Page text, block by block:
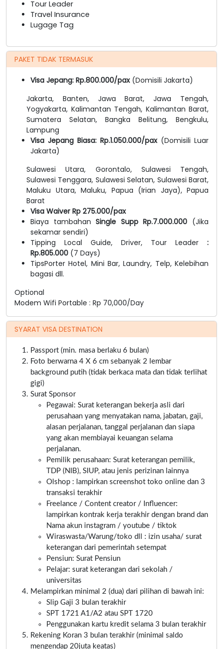
Tour Leader
Travel Insurance
Lugage Tag
PAKET TIDAK TERMASUK
Visa Jepang: Rp.800.000/pax (Domisili Jakarta)
Jakarta, Banten, Jawa Barat, Jawa Tengah,
Yogyakarta, Kalimantan Tengah, Kalimantan Barat,
Sumatera Selatan, Bangka Belitung, Bengkulu,
Lampung
Visa Jepang Biasa: Rp.1.050.000/pax (Domisili Luar
Jakarta)
Sulawesi Utara, Gorontalo, Sulawesi Tengah,
Sulawesi Tenggara, Sulawesi Selatan, Sulawesi Barat,
Maluku Utara, Maluku, Papua (Irian Jaya), Papua
Barat
Visa Waiver Rp 275.000/pax
Biaya tambahanSingle Supp Rp.7.000.000 (Jika
sekamar sendiri)
Tipping Local Guide, Driver, Tour Leader :
Rp.805.000 (7 Days)
TipsPorter Hotel, Mini Bar, Laundry, Telp, Kelebihan
bagasi dll.
Optional
Modem Wifi Portable : Rp 70,000/Day
SYARAT VISA DESTINATION
Passport (min. masa berlaku 6 bulan)
Foto berwarna 4 X 6 cm sebanyak 2 lembar
background putih (tidak berkaca mata dan tidak terlihat
gigi)
Surat Sponsor
Pegawai: Surat keterangan bekerja asli dari
perusahaan yang menyatakan nama, jabatan, gaji,
alasan perjalanan, tanggal perjalanan dan siapa
yang akan membiayai keuangan selama
perjalanan.
Pemilik perusahaan: Surat keterangan pemilik,
TDP (NIB), SIUP, atau jenis perizinan lainnya
Olshop : lampirkan screenshot toko online dan 3
transaksi terakhir
Freelance / Content creator / Influencer:
lampirkan kontrak kerja terakhir dengan brand dan
Nama akun instagram / youtube / tiktok
Wiraswasta/Warung/toko dll : izin usaha/ surat
keterangan dari pemerintah setempat
Pensiun: Surat Pensiun
Pelajar: surat keterangan dari sekolah /
universitas
Melampirkan minimal 2 (dua) dari pilihan di bawah ini:
Slip Gaji 3 bulan terakhir
SPT 1721 A1/A2 atau SPT 1720
Penggunakan kartu kredit selama 3 bulan terakhir
Rekening Koran 3 bulan terakhir (minimal saldo
mengendap 20juta keatas)